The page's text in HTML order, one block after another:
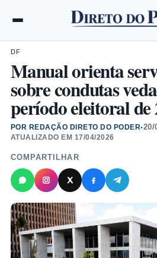
DF
Manual orienta
sobre condutas
período eleitoral de
POR REDAÇÃO DIRETO DO PODER•20/
ATUALIZADO EM 17/04/2026
COMPARTILHAR